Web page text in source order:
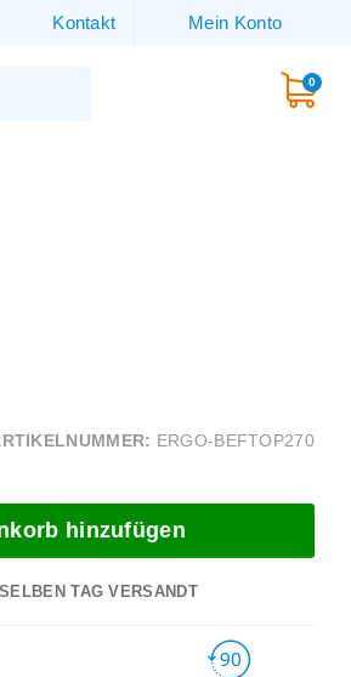
Kontakt Mein Konto
0
ERGO-BEFTOP270
hinzufügen
TAG VERSANDT